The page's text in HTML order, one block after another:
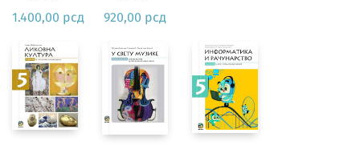
1.400,00 рсд 920,00 рсд